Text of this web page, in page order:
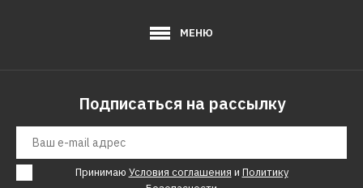
МЕНЮ
Подписаться на рассылку
Принимаю Условия соглашения и Политику